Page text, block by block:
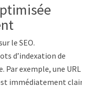
le SEO.
d’indexation de
Par exemple, une URL
immédiatement claire